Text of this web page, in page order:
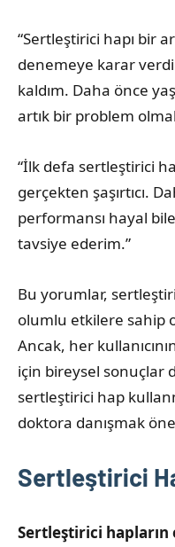
“Sertleştirici hapı bir
denemeye karar
kaldım. Daha önce
artık bir problem
“İlk defa sertleştirici
gerçekten şaşırtıcı.
performansı hayal
tavsiye ederim.”
Bu yorumlar,
olumlu etkilere sahip
Ancak, her
için bireysel sonuçlar
sertleştirici hap
doktora danışmak
Sertleştirici
Sertleştirici